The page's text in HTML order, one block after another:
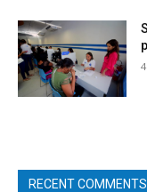
RECENT COMMENTS